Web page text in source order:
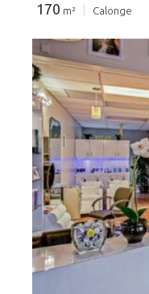
170 m² Calonge